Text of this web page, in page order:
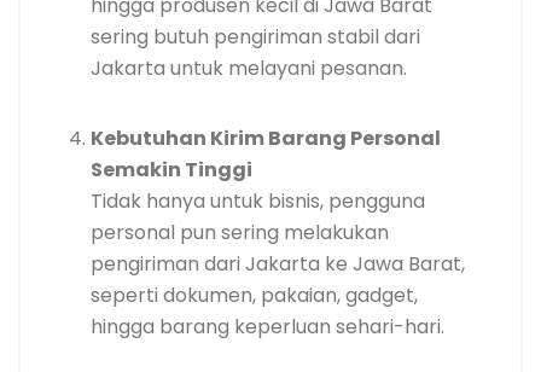
sering butuh pengiriman stabil dari
Jakarta untuk melayani pesanan.
Kebutuhan Kirim Barang Personal
Semakin Tinggi
Tidak hanya untuk bisnis, pengguna
personal pun sering melakukan
pengiriman dari Jakarta ke Jawa Barat,
seperti dokumen, pakaian, gadget,
hingga barang keperluan sehari-hari.